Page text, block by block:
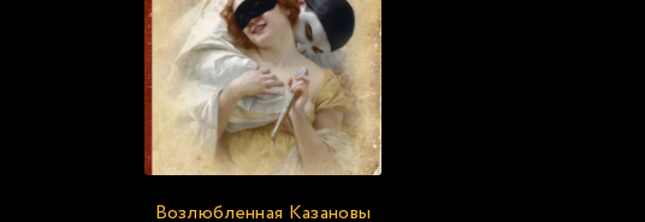
Возлюбленная Казановы